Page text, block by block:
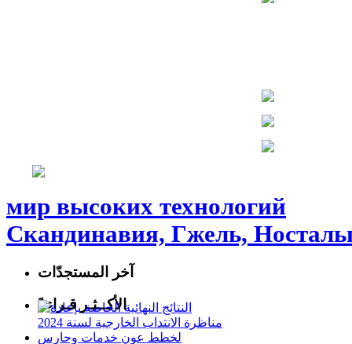
мир высоких технологий
Скандинавия, Гжель,
آخر المستجدّات
الأكــثـر قـراءةً